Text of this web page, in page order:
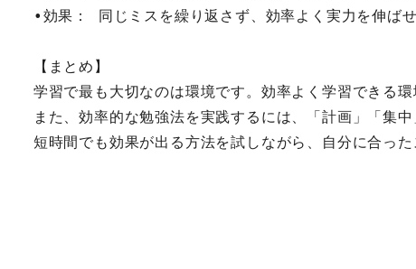
•効果： 同じミスを繰り返さず、効率よく実力を伸ばせ
【まとめ】
学習で最も大切なのは環境です。効率よく学習できる
また、効率的な勉強法を実践するには、「計画」「集
短時間でも効果が出る方法を試しながら、自分に合った